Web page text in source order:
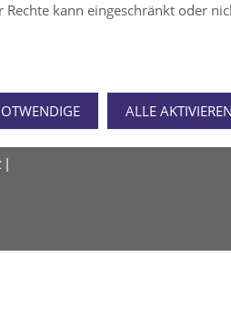
kann eingeschränkt oder
ALLE